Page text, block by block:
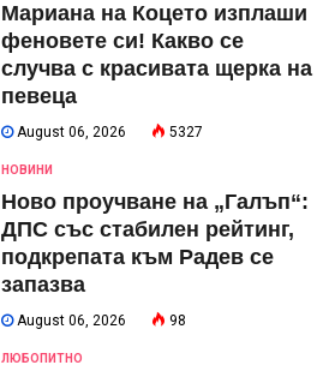
Мариана на Коцето изплаши
феновете си! Какво се
случва с красивата щерка на
певеца
August 06, 2026 5327
НОВИНИ
Ново проучване на „Галъп“:
ДПС със стабилен рейтинг,
подкрепата към Радев се
запазва
August 06, 2026 98
ЛЮБОПИТНО